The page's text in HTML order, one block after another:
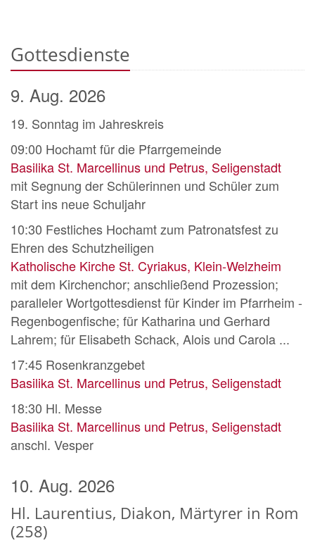
Gottesdienste
9. Aug. 2026
19. Sonntag im Jahreskreis
09:00 Hochamt für die Pfarrgemeinde
Basilika St. Marcellinus und Petrus, Seligenstadt
mit Segnung der Schülerinnen und Schüler zum
Start ins neue Schuljahr
10:30 Festliches Hochamt zum Patronatsfest zu
Ehren des Schutzheiligen
Katholische Kirche St. Cyriakus, Klein-Welzheim
mit dem Kirchenchor; anschließend Prozession;
paralleler Wortgottesdienst für Kinder im Pfarrheim -
Regenbogenfische; für Katharina und Gerhard
Lahrem; für Elisabeth Schack, Alois und Carola ...
17:45 Rosenkranzgebet
Basilika St. Marcellinus und Petrus, Seligenstadt
18:30 Hl. Messe
Basilika St. Marcellinus und Petrus, Seligenstadt
anschl. Vesper
10. Aug. 2026
Hl. Laurentius, Diakon, Märtyrer in Rom
(258)